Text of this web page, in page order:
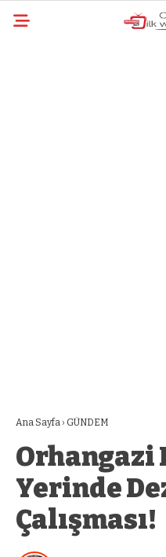
Ana Sayfa › GÜNDEM
Orhangazi
Yerinde
Çalışması!